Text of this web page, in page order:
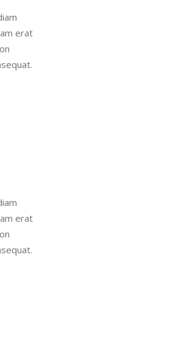
erat
erat